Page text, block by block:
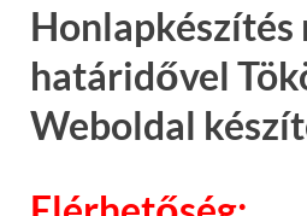
Honlapkészítés
határidővel
Weboldal